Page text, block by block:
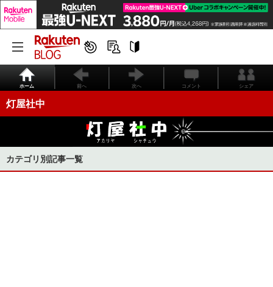
ホーム 前へ 次へ コメント シェア
灯屋社中
カテゴリ別記事一覧